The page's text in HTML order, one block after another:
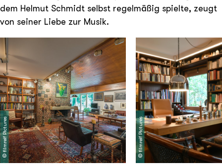
dem Helmut Schmidt selbst regelmäßig spielte, zeugt
von seiner Liebe zur Musik.
©
filmreif Pictures
©
filmreif Pictures